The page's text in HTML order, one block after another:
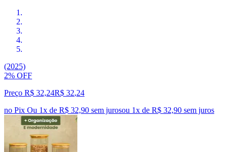
(2025)
2% OFF
Preço R$ 32,24R$ 32,24
no Pix Ou 1x de R$ 32,90 sem jurosou 1x de R$ 32,90 sem juros